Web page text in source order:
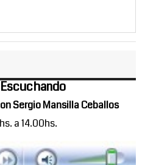
Sergio Mansilla Ceballos
a 14.00hs.